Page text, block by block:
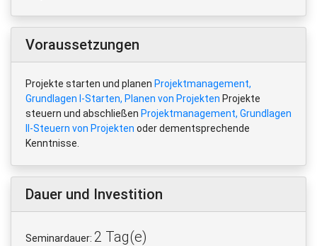
Voraussetzungen
Projekte starten und planen Projektmanagement,
Grundlagen I-Starten, Planen von Projekten Projekte
steuern und abschließen Projektmanagement, Grundlagen
II-Steuern von Projekten oder dementsprechende
Kenntnisse.
Dauer und Investition
Seminardauer: 2 Tag(e)